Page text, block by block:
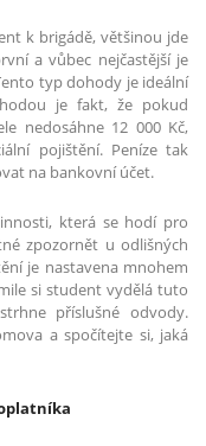
k brigádě, většinou jde
a vůbec nejčastější je
typ dohody je ideální
je fakt, že pokud
nedosáhne 12 000 Kč,
pojištění. Peníze tak
na bankovní účet.
která se hodí pro
zpozornět u odlišných
je nastavena mnohem
si student vydělá tuto
příslušné odvody.
a spočítejte si, jaká